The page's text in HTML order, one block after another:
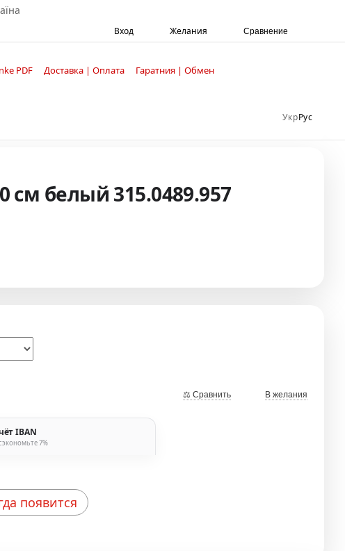
Вход Желания Сравнение
PDF Доставка | Оплата
Гаратния | Обмен
УкрРус
см белый 315.0489.957
IBAN
7%
⚖ Сравнить В желания
появится